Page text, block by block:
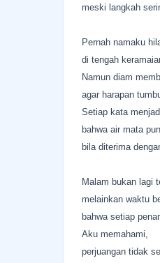
meski langkah
Pernah namaku
di tengah
Namun diam
agar harapan
Setiap kata
bahwa air mata
bila diterima
Malam bukan lagi
melainkan waktu
bahwa setiap
Aku memahami,
perjuangan tidak